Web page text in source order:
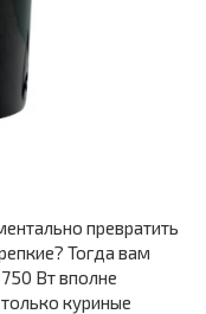
превратить
Тогда вам
Вт вполне
куриные